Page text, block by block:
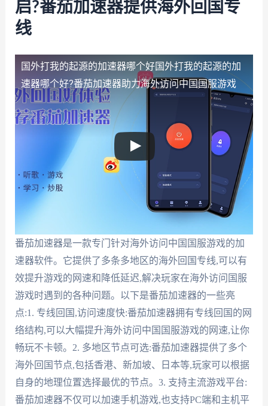
启?番茄加速器提供海外回国专
线
国外打我的起源的加速器哪个好国外打我的起源的加
速器哪个好?番茄加速器助力海外访问中国国服游戏
番茄加速器是一款专门针对海外访问中国国服游戏的加
速器软件。它提供了多条多地区的海外回国专线,可以有
效提升游戏的网速和降低延迟,解决玩家在海外访问国服
游戏时遇到的各种问题。以下是番茄加速器的一些亮
点:1. 专线回国,访问速度快:番茄加速器拥有专线回国的网
络结构,可以大幅提升海外访问中国国服游戏的网速,让你
畅玩不卡顿。2. 多地区节点可选:番茄加速器提供了多个
海外回国节点,包括香港、新加坡、日本等,玩家可以根据
自身的地理位置选择最优的节点。3. 支持主流游戏平台:
番茄加速器不仅可以加速手机游戏,也支持PC端和主机平